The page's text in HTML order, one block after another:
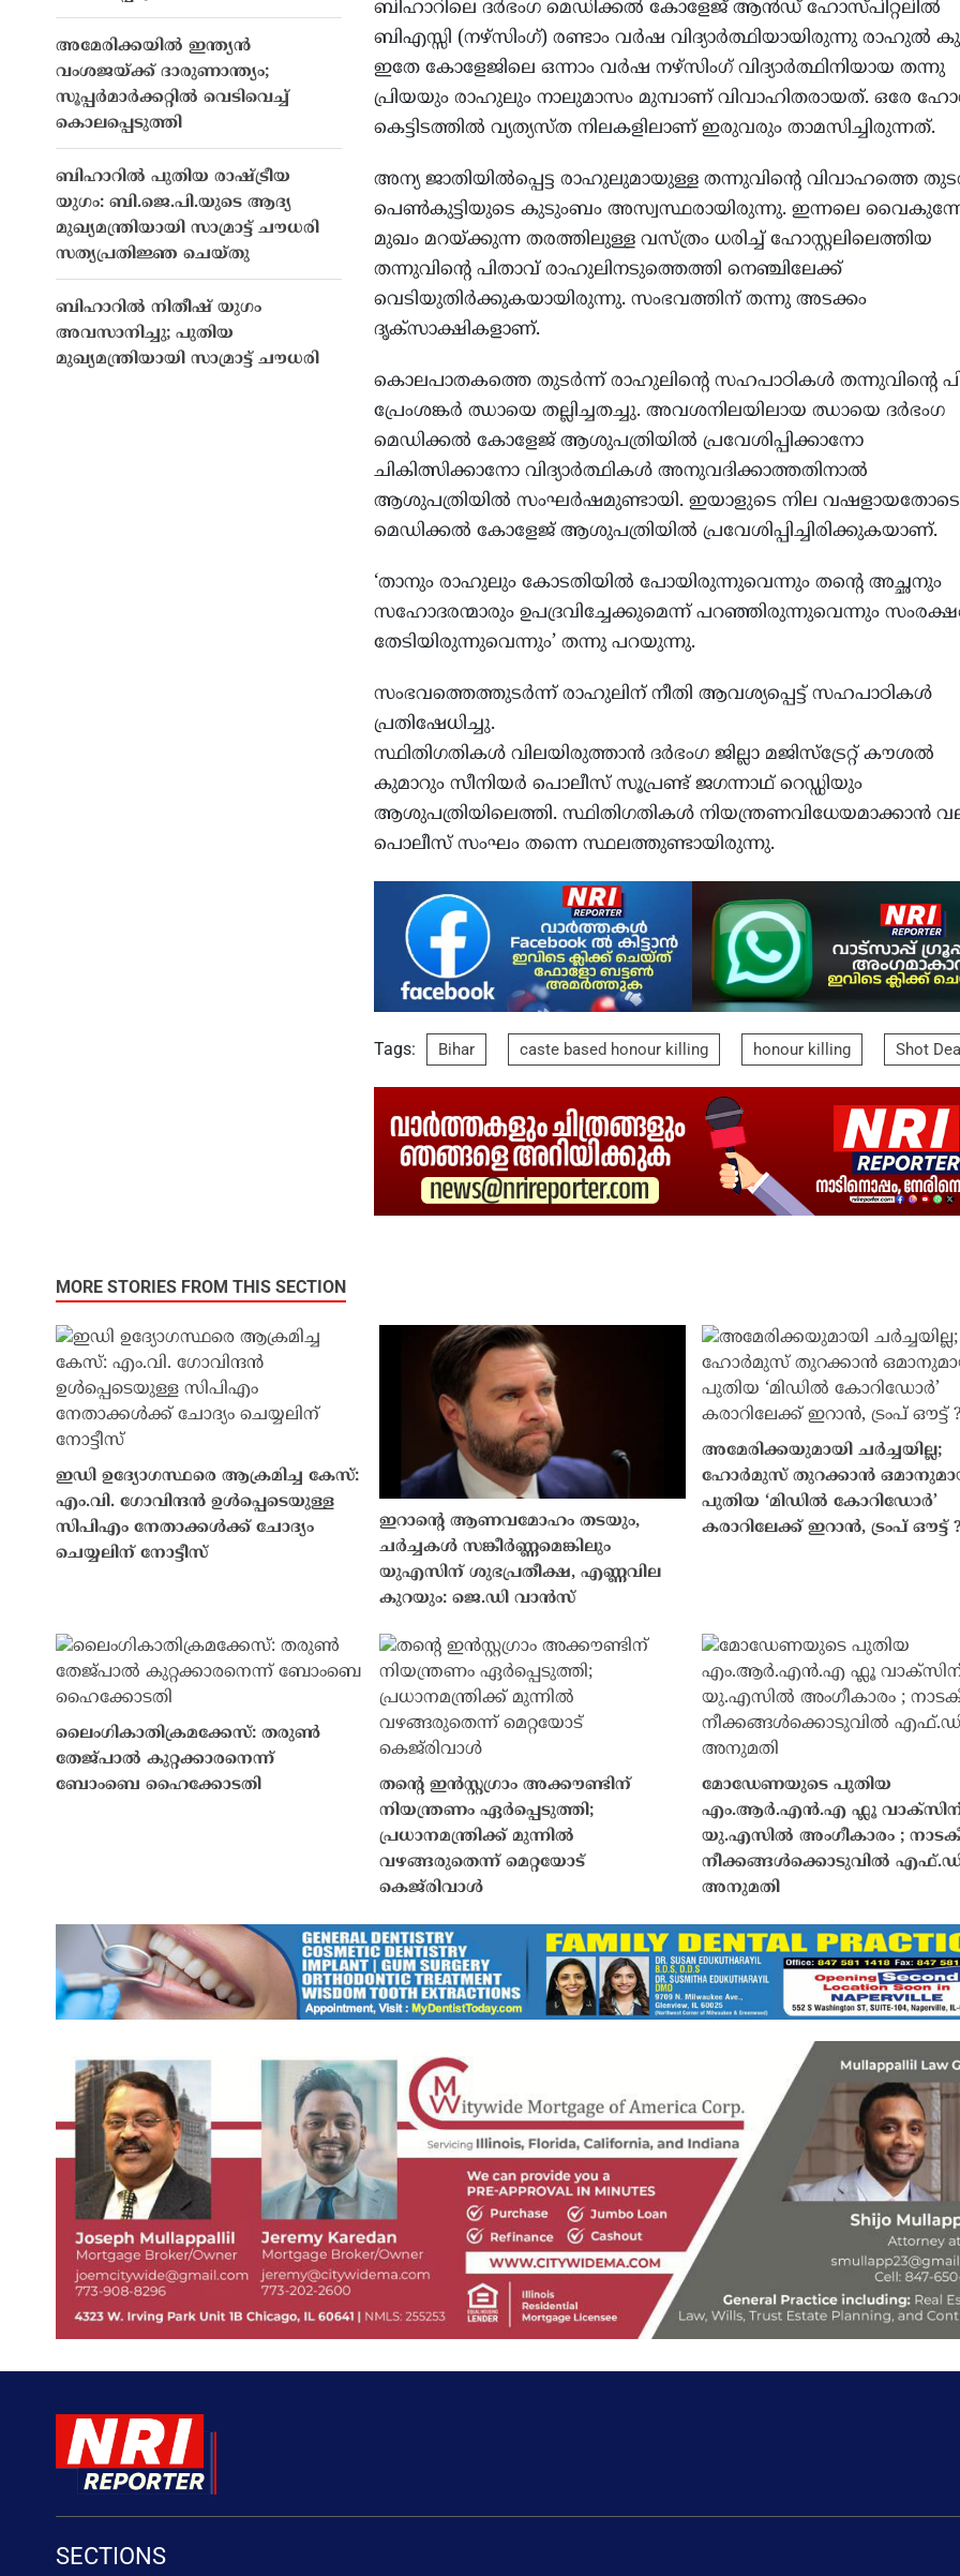
ബിഹാറിലെ ദര്‍ഭംഗ മെഡിക്കല്‍ കോളേജ് ആന്‍ഡ് ഹോസ്പിറ്റലില്‍
ബിഎസ്സി (നഴ്സിംഗ്) രണ്ടാം വര്‍ഷ വിദ്യാര്‍ത്ഥിയായിരുന്നു രാഹുല്‍
ഇതേ കോളേജിലെ ഒന്നാം വര്‍ഷ നഴ്സിംഗ് വിദ്യാര്‍ത്ഥിനിയായ തന്നു
പ്രിയയും രാഹുലും നാലുമാസം മുമ്പാണ് വിവാഹിതരായത്. ഒരേ
കെട്ടിടത്തില്‍ വ്യത്യസ്ത നിലകളിലാണ് ഇരുവരും താമസിച്ചിരുന്നത്.
അന്യ ജാതിയില്‍പ്പെട്ട രാഹുലുമായുള്ള തന്നുവിന്റെ വിവാഹത്തെ
പെണ്‍കുട്ടിയുടെ കുടുംബം അസ്വസ്ഥരായിരുന്നു. ഇന്നലെ
മുഖം മറയ്ക്കുന്ന തരത്തിലുള്ള വസ്ത്രം ധരിച്ച് ഹോസ്റ്റലിലെത്തിയ
തന്നുവിന്റെ പിതാവ് രാഹുലിനടുത്തെത്തി നെഞ്ചിലേക്ക്
വെടിയുതിര്‍ക്കുകയായിരുന്നു. സംഭവത്തിന് തന്നു അടക്കം
ദൃക്‌സാക്ഷികളാണ്.
കൊലപാതകത്തെ തുടര്‍ന്ന് രാഹുലിന്റെ സഹപാഠികള്‍ തന്നുവിന്റെ
പ്രേംശങ്കര്‍ ഝായെ തല്ലിച്ചതച്ചു. അവശനിലയിലായ ഝായെ ദര്‍ഭംഗ
മെഡിക്കല്‍ കോളേജ് ആശുപത്രിയില്‍ പ്രവേശിപ്പിക്കാനോ
ചികിത്സിക്കാനോ വിദ്യാര്‍ത്ഥികള്‍ അനുവദിക്കാത്തതിനാല്‍
ആശുപത്രിയില്‍ സംഘര്‍ഷമുണ്ടായി. ഇയാളുടെ നില
മെഡിക്കല്‍ കോളേജ് ആശുപത്രിയില്‍ പ്രവേശിപ്പിച്ചിരിക്കുകയാണ്.
‘താനും രാഹുലും കോടതിയില്‍ പോയിരുന്നുവെന്നും തന്റെ അച്ഛനും
സഹോദരന്മാരും ഉപദ്രവിച്ചേക്കുമെന്ന് പറഞ്ഞിരുന്നുവെന്നും
തേടിയിരുന്നുവെന്നും’ തന്നു പറയുന്നു.
സംഭവത്തെത്തുടര്‍ന്ന് രാഹുലിന് നീതി ആവശ്യപ്പെട്ട് സഹപാഠികള്‍
പ്രതിഷേധിച്ചു.
സ്ഥിതിഗതികള്‍ വിലയിരുത്താന്‍ ദര്‍ഭംഗ ജില്ലാ മജിസ്ട്രേറ്റ് കൗശല്‍
കുമാറും സീനിയര്‍ പൊലീസ് സൂപ്രണ്ട് ജഗന്നാഥ് റെഡ്ഡിയും
ആശുപത്രിയിലെത്തി. സ്ഥിതിഗതികള്‍ നിയന്ത്രണവിധേയമാക്കാന്‍
പൊലീസ് സംഘം തന്നെ സ്ഥലത്തുണ്ടായിരുന്നു.
Tags: Bihar caste based honour killing honour killing Shot
അമേരിക്കയിൽ ഇന്ത്യൻ
വംശജയ്ക്ക് ദാരുണാന്ത്യം;
സൂപ്പർമാർക്കറ്റിൽ വെടിവെച്ച്
കൊലപ്പെടുത്തി
ബിഹാറിൽ പുതിയ രാഷ്ട്രീയ
യുഗം: ബി.ജെ.പി.യുടെ ആദ്യ
മുഖ്യമന്ത്രിയായി സാമ്രാട്ട് ചൗധരി
സത്യപ്രതിജ്ഞ ചെയ്തു
ബിഹാറിൽ നിതീഷ് യുഗം
അവസാനിച്ചു; പുതിയ
മുഖ്യമന്ത്രിയായി സാമ്രാട്ട് ചൗധരി
MORE STORIES FROM THIS SECTION
ഇഡി ഉദ്യോഗസ്ഥരെ ആക്രമിച്ച കേസ്:
എം.വി. ഗോവിന്ദൻ ഉൾപ്പെടെയുള്ള
സിപിഎം നേതാക്കൾക്ക് ചോദ്യം
ചെയ്യലിന് നോട്ടീസ്
ഇറാൻ്റെ ആണവമോഹം തടയും,
ചർച്ചകൾ സങ്കീർണ്ണമെങ്കിലും
യുഎസിന് ശുഭപ്രതീക്ഷ, എണ്ണവില
കുറയും: ജെ.ഡി വാൻസ്
അമേരിക്കയുമായി ചർച്ചയില്ല;
ഹോർമുസ് തുറക്കാൻ
പുതിയ ‘മിഡിൽ കോറിഡോർ’
കരാറിലേക്ക് ഇറാൻ, ട്രംപ് ഔട്ട്
ലൈംഗികാതിക്രമക്കേസ്: തരുൺ
തേജ്പാൽ കുറ്റക്കാരനെന്ന്
ബോംബെ ഹൈക്കോടതി
തൻ്റെ ഇൻസ്റ്റഗ്രാം അക്കൗണ്ടിന്
നിയന്ത്രണം ഏർപ്പെടുത്തി;
പ്രധാനമന്ത്രിക്ക് മുന്നിൽ
വഴങ്ങരുതെന്ന് മെറ്റയോട്
കെജ്‌രിവാൾ
മോഡേണയുടെ പുതിയ
എം.ആർ.എൻ.എ ഫ്ലൂ
യു.എസിൽ അംഗീകാരം ;
നീക്കങ്ങൾക്കൊടുവിൽ
അനുമതി
SECTIONS